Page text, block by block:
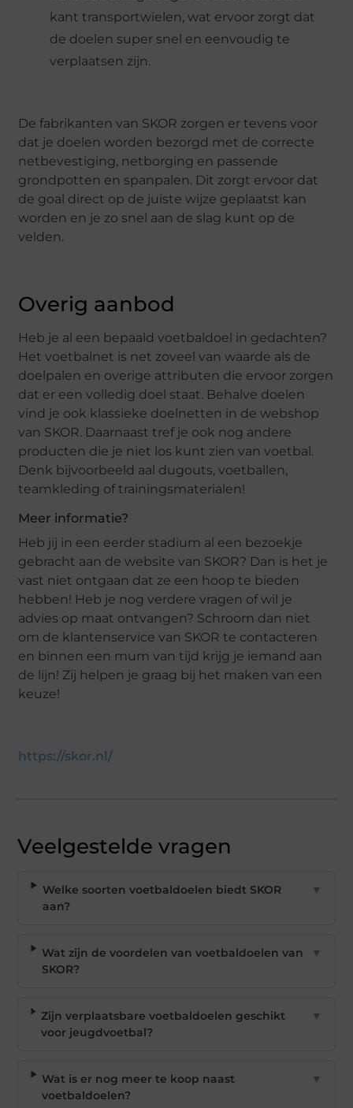
kant transportwielen, wat ervoor zorgt dat
de doelen super snel en eenvoudig te
verplaatsen zijn.
De fabrikanten van SKOR zorgen er tevens voor
dat je doelen worden bezorgd met de correcte
netbevestiging, netborging en passende
grondpotten en spanpalen. Dit zorgt ervoor dat
de goal direct op de juiste wijze geplaatst kan
worden en je zo snel aan de slag kunt op de
velden.
Overig aanbod
Heb je al een bepaald voetbaldoel in gedachten?
Het voetbalnet is net zoveel van waarde als de
doelpalen en overige attributen die ervoor zorgen
dat er een volledig doel staat. Behalve doelen
vind je ook klassieke doelnetten in de webshop
van SKOR. Daarnaast tref je ook nog andere
producten die je niet los kunt zien van voetbal.
Denk bijvoorbeeld aal dugouts, voetballen,
teamkleding of trainingsmaterialen!
Meer informatie?
Heb jij in een eerder stadium al een bezoekje
gebracht aan de website van SKOR? Dan is het je
vast niet ontgaan dat ze een hoop te bieden
hebben! Heb je nog verdere vragen of wil je
advies op maat ontvangen? Schroom dan niet
om de klantenservice van SKOR te contacteren
en binnen een mum van tijd krijg je iemand aan
de lijn! Zij helpen je graag bij het maken van een
keuze!
https://skor.nl/
Veelgestelde vragen
Welke soorten voetbaldoelen biedt SKOR
aan?
▼
Wat zijn de voordelen van voetbaldoelen van
SKOR?
▼
Zijn verplaatsbare voetbaldoelen geschikt
voor jeugdvoetbal?
▼
Wat is er nog meer te koop naast
voetbaldoelen?
▼